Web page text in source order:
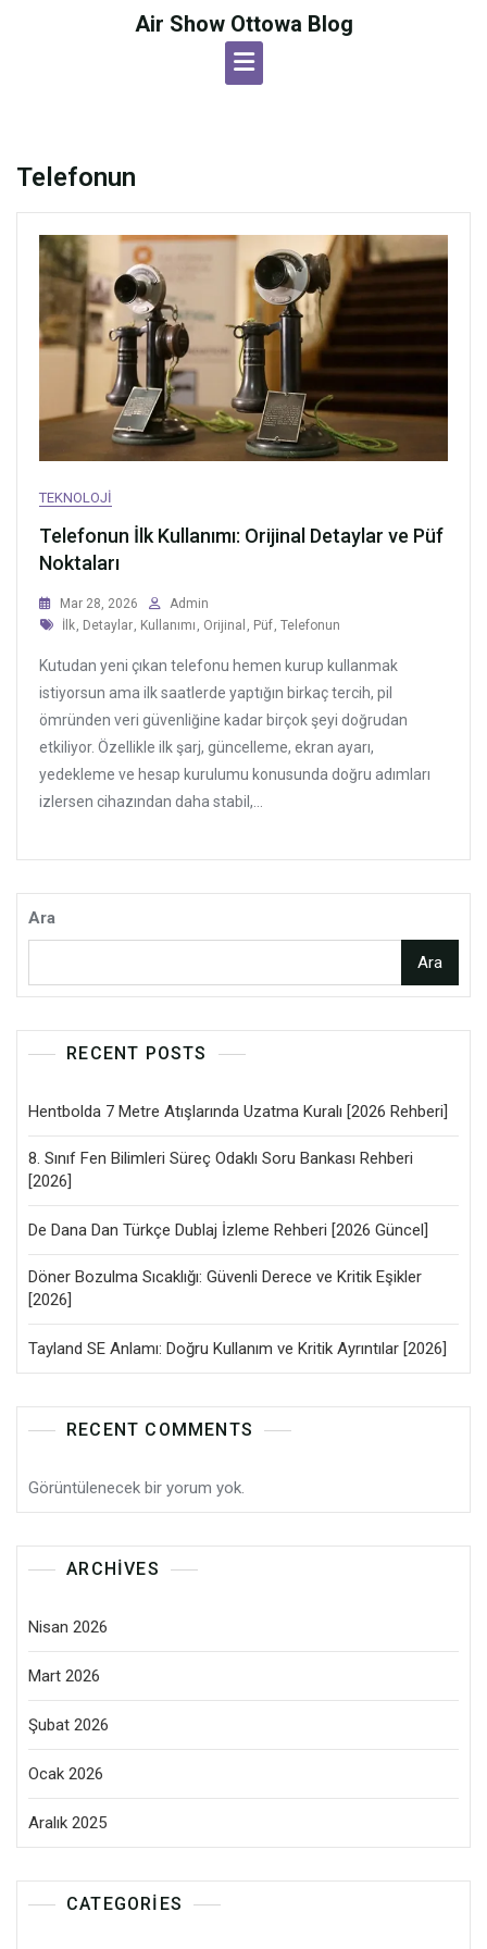
Air Show Ottowa Blog
Telefonun
TEKNOLOJI
Telefonun İlk Kullanımı: Orijinal Detaylar ve Püf
Noktaları
Mar 28, 2026
Admin
Tags
İlk, Detaylar, Kullanımı , Orijinal , Püf, Telefonun
Kutudan yeni çıkan telefonu hemen kurup kullanmak
istiyorsun ama ilk saatlerde yaptığın birkaç tercih, pil
ömründen veri güvenliğine kadar birçok şeyi doğrudan
etkiliyor. Özellikle ilk şarj, güncelleme, ekran ayarı,
yedekleme ve hesap kurulumu konusunda doğru adımları
izlersen cihazından daha stabil,...
Ara
Ara
RECENT POSTS
Hentbolda 7 Metre Atışlarında Uzatma Kuralı [2026 Rehberi]
8. Sınıf Fen Bilimleri Süreç Odaklı Soru Bankası Rehberi
[2026]
De Dana Dan Türkçe Dublaj İzleme Rehberi [2026 Güncel]
Döner Bozulma Sıcaklığı: Güvenli Derece ve Kritik Eşikler
[2026]
Tayland SE Anlamı: Doğru Kullanım ve Kritik Ayrıntılar [2026]
RECENT COMMENTS
Görüntülenecek bir yorum yok.
ARCHIVES
Nisan 2026
Mart 2026
Şubat 2026
Ocak 2026
Aralık 2025
CATEGORIES